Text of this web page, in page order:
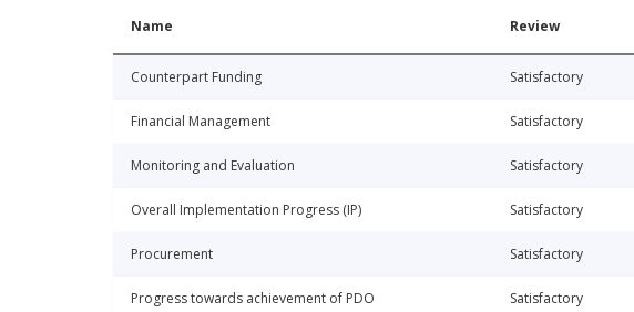
Name Review
Counterpart Funding Satisfactory
Financial Management Satisfactory
Monitoring and Evaluation Satisfactory
Overall Implementation Progress (IP) Satisfactory
Procurement Satisfactory
Progress towards achievement of PDO Satisfactory